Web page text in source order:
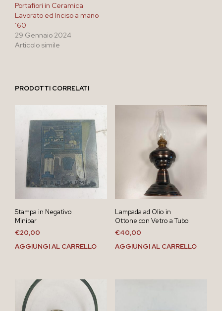
Portafiori in Ceramica
Lavorato ed Inciso a mano
’60
29 Gennaio 2024
Articolo simile
PRODOTTI CORRELATI
Stampa in Negativo
Minibar
€20,00
AGGIUNGI AL CARRELLO
Lampada ad Olio in
Ottone con Vetro a Tubo
€40,00
AGGIUNGI AL CARRELLO